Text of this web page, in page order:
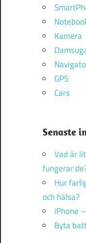
Kamera
GPS
Cars
Senaste
Vad är
fungerar
Hur
och hälsa?
iPhone
Byta